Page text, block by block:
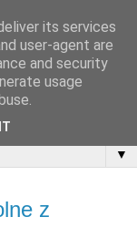
▼
z
its services
user-agent are
and security
usage